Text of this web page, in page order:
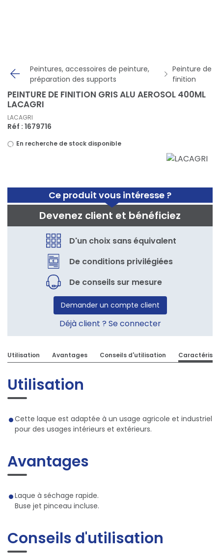
Peintures, accessoires de peinture,
préparation des supports
Peinture de
finition
Ce produit vous intéresse ?
Devenez client et bénéficiez
D'un choix sans équivalent
De conditions privilégiées
De conseils sur mesure
Demander un compte client
Déjà client ? Se connecter
PEINTURE DE FINITION GRIS ALU AEROSOL 400ML
LACAGRI
LACAGRI
Réf : 1679716
En recherche de stock disponible
Utilisation Avantages Conseils d'utilisation
Utilisation
Cette laque est adaptée à un usage agricole et industriel
pour des usages intérieurs et extérieurs.
Avantages
Laque à séchage rapide.
Buse jet pinceau incluse.
Conseils d'utilisation